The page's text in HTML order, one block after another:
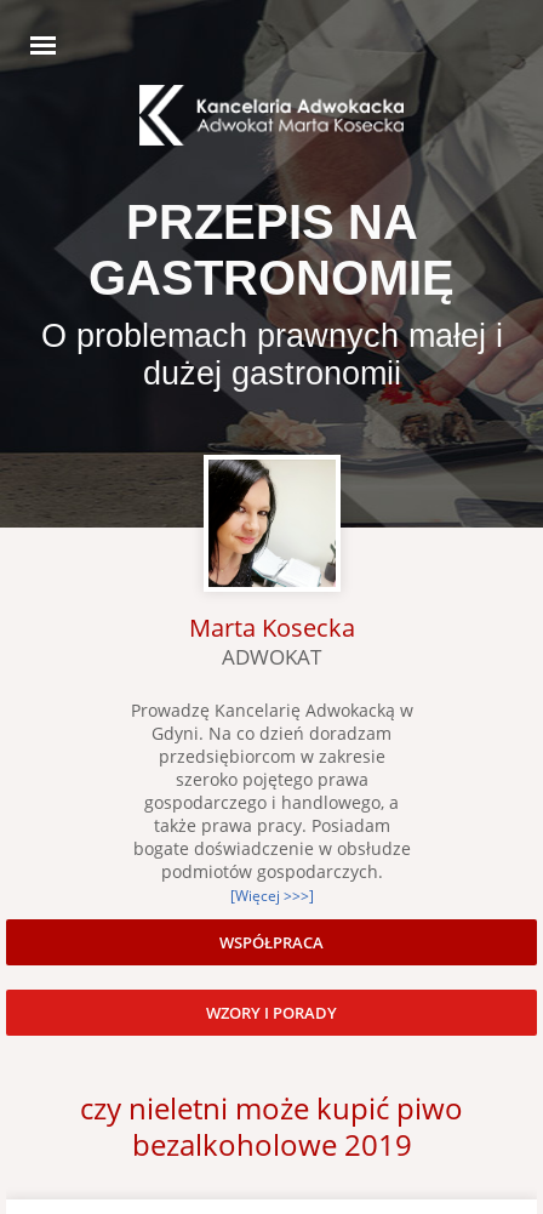
PRZEPIS NA
GASTRONOMIĘ
O problemach prawnych małej i
dużej gastronomii
Marta Kosecka
ADWOKAT
Prowadzę Kancelarię Adwokacką w
Gdyni. Na co dzień doradzam
przedsiębiorcom w zakresie
szeroko pojętego prawa
gospodarczego i handlowego, a
także prawa pracy. Posiadam
bogate doświadczenie w obsłudze
podmiotów gospodarczych.
[Więcej >>>]
WSPÓŁPRACA
WZORY I PORADY
czy nieletni może kupić piwo
bezalkoholowe 2019